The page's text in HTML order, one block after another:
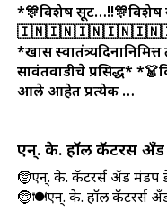
*🎊विशेष सूट…!!🎊विशेष
*खास
सावंतवाडीचे प्रसिद्ध*
आले आहेत प्रत्येक …
एन्. के. हॉल कॅटरर्स अँड
🤶एन्. के. कॅटरर्स अँड मंडप
🤶🍽️एन्. के. हॉल कॅटरर्स